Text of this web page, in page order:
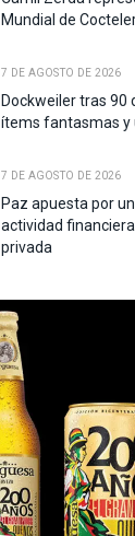
Mundial de
7 DE AGOSTO DE 2026
Dockweiler tras 90
ítems fantasmas y
7 DE AGOSTO DE 2026
Paz apuesta por
actividad
privada